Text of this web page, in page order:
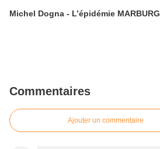
Michel Dogna - L’épidémie
Commentaires
Ajouter un commentaire